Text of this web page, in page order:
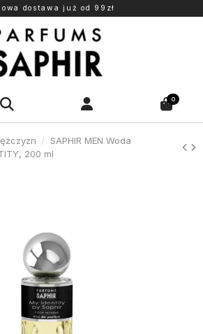
dostawa już od 99zł
0
SAPHIR MEN Woda
200 ml